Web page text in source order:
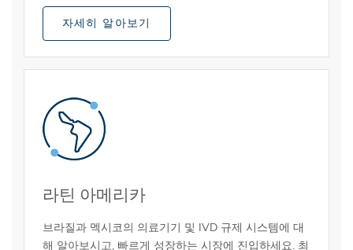
자세히 알아보기
라틴 아메리카
브라질과 멕시코의 의료기기 및 IVD 규제 시스템에 대
해 알아보시고, 빠르게 성장하는 시장에 진입하세요. 최